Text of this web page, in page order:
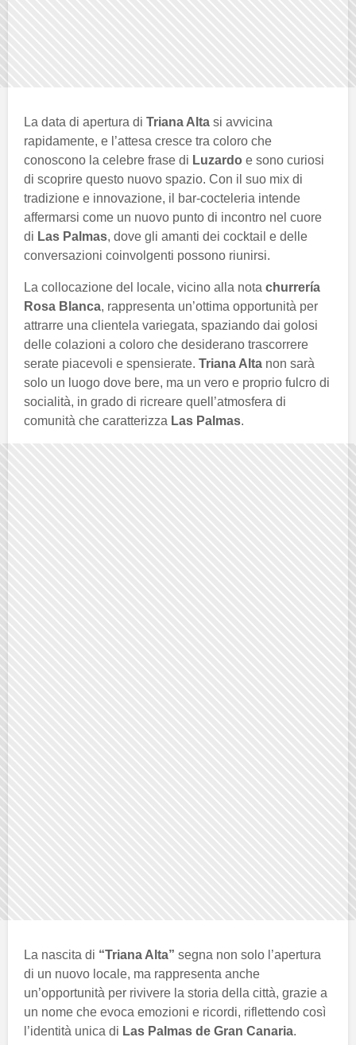
La data di apertura di Triana Alta si avvicina
rapidamente, e l’attesa cresce tra coloro che
conoscono la celebre frase di Luzardo e sono curiosi
di scoprire questo nuovo spazio. Con il suo mix di
tradizione e innovazione, il bar-cocteleria intende
affermarsi come un nuovo punto di incontro nel cuore
di Las Palmas, dove gli amanti dei cocktail e delle
conversazioni coinvolgenti possono riunirsi.
La collocazione del locale, vicino alla nota churrería
Rosa Blanca, rappresenta un’ottima opportunità per
attrarre una clientela variegata, spaziando dai golosi
delle colazioni a coloro che desiderano trascorrere
serate piacevoli e spensierate. Triana Alta non sarà
solo un luogo dove bere, ma un vero e proprio fulcro di
socialità, in grado di ricreare quell’atmosfera di
comunità che caratterizza Las Palmas.
La nascita di “Triana Alta” segna non solo l’apertura
di un nuovo locale, ma rappresenta anche
un’opportunità per rivivere la storia della città, grazie a
un nome che evoca emozioni e ricordi, riflettendo così
l’identità unica di Las Palmas de Gran Canaria.